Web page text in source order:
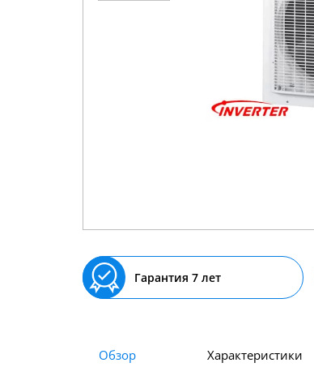
Гарантия 7 лет
Обзор Характеристики